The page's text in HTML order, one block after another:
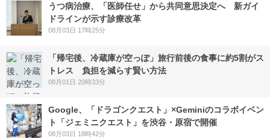
うつ病治療、「医師任せ」から共同意思決定へ 新ガイ
ドラインが示す診療改革
08月03日 17時25分
「帰宅後、冷蔵庫が空っぽ」旅行前後の食事に約5割がス
トレス 負担を減らす賢い方法
08月01日 20時33分
Google、「ドラゴンクエスト」×Geminiのコラボイベン
ト「ジェミニクエスト」を渋谷・原宿で開催
08月03日 18時42分